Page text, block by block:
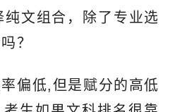
文组合，除了专业选
？
偏低,但是赋分的高低